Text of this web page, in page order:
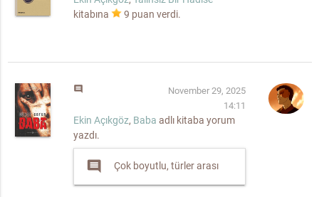
kitabına
9 puan verdi.
comment
November 29, 2025
14:11
Ekin Açıkgöz, Baba adlı kitaba yorum
yazdı.
comment Çok boyutlu, türler arası